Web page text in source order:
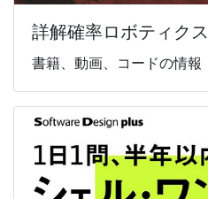
詳解確率ロボティクス
書籍、動画、コードの情報